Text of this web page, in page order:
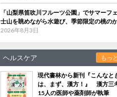
「山梨県笛吹川フルーツ公園」でサマー
士山を眺めながら水遊び、季節限定の桃の
2026年8月3日
ヘルスケア もっ
現代書林から新刊『こんなと
は、まず、漢方！』 漢方三
15人の医師や薬剤師が執筆